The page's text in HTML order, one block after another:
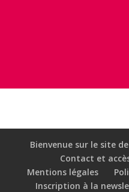
Bienvenue sur le site
Contact et
Mentions légales
Inscription à la